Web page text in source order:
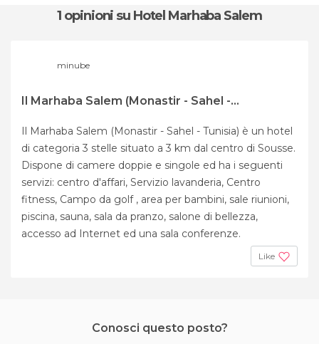
1 opinioni su Hotel Marhaba Salem
minube
Il Marhaba Salem (Monastir - Sahel -...
Il Marhaba Salem (Monastir - Sahel - Tunisia) è un hotel
di categoria 3 stelle situato a 3 km dal centro di Sousse.
Dispone di camere doppie e singole ed ha i seguenti
servizi: centro d'affari, Servizio lavanderia, Centro
fitness, Campo da golf , area per bambini, sale riunioni,
piscina, sauna, sala da pranzo, salone di bellezza,
accesso ad Internet ed una sala conferenze.
Like
Conosci questo posto?